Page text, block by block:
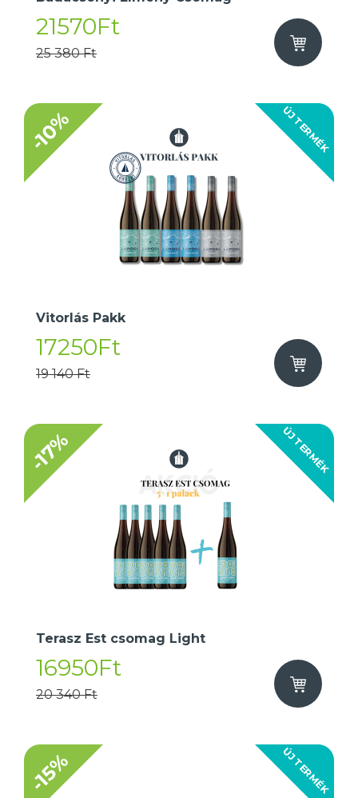
21570Ft
25 380 Ft
ÚJ TERMÉK
-10%
Vitorlás Pakk
17250Ft
19 140 Ft
ÚJ TERMÉK
-17%
Terasz Est csomag Light
16950Ft
20 340 Ft
ÚJ TERMÉK
-15%